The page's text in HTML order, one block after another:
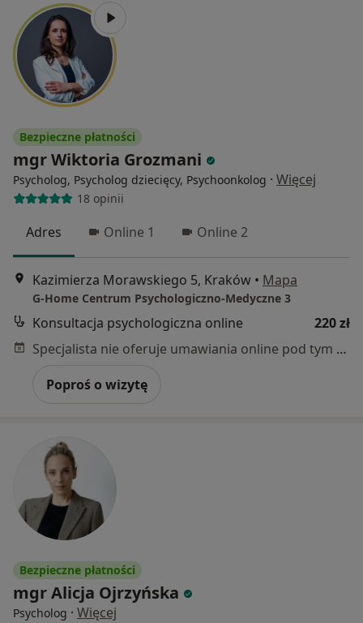
Bezpieczne płatności
mgr Wiktoria Grozmani
Psycholog, Psycholog dziecięcy, Psychoonkolog · Więcej
18 opinii
Adres Online 1 Online 2
Kazimierza Morawskiego 5, Kraków • Mapa
G-Home Centrum Psychologiczno-Medyczne 3
Konsultacja psychologiczna online
220 zł
Specjalista nie oferuje umawiania online pod tym adresem.
Poproś o wizytę
Bezpieczne płatności
mgr Alicja Ojrzyńska
Psycholog · Więcej